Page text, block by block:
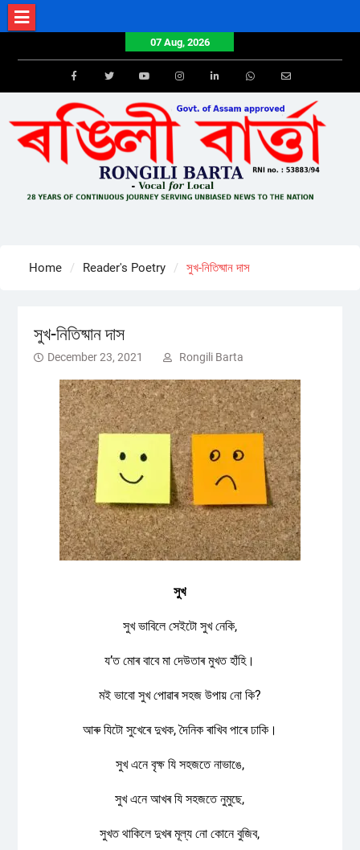
Skip
to
07 Aug, 2026
FacebookTwitterYoutube Email
Home Reader's Poetry সুখ-নিতিষ্মান দাস
সুখ-নিতিষ্মান দাস
December 23, 2021 Rongili Barta
সুখ
সুখ ভাবিলে সেইটো সুখ নেকি,
য’ত মোৰ বাবে মা দেউতাৰ মুখত হাঁহি।
মই ভাবো সুখ পোৱাৰ সহজ উপায় নো কি?
আৰু যিটো সুখেৰে দুখক, দৈনিক ৰাখিব পাৰে ঢাকি।
সুখ এনে বৃক্ষ যি সহজতে নাভাঙে,
সুখ এনে আখৰ যি সহজতে নুমুছে,
সুখত থাকিলে দুখৰ মূল্য নো কোনে বুজিব,